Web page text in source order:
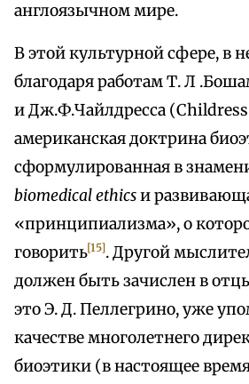
англоязычном мире.
В этой культурной сфере, в
благодаря работам Т. Л
и Дж.Ф.Чайлдресса
американская доктрина
сформулированная в
biomedical ethicsи
«принципиализма», о
говорить[15]. Другой
должен быть зачислен в
это Э. Д. Пеллегрино, уже
качестве многолетнего
биоэтики (в настоящее